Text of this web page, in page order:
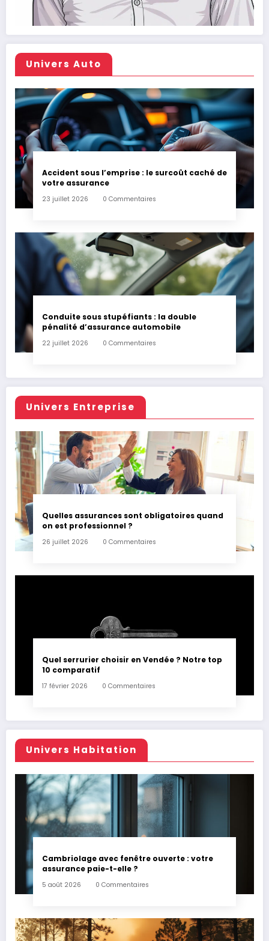
Univers Auto
Accident sous l’emprise : le surcoût caché de
votre assurance
23 juillet 2026 0 Commentaires
Conduite sous stupéfiants : la double
pénalité d’assurance automobile
22 juillet 2026 0 Commentaires
Univers Entreprise
Quelles assurances sont obligatoires quand
on est professionnel ?
26 juillet 2026 0 Commentaires
Quel serrurier choisir en Vendée ? Notre top
10 comparatif
17 février 2026 0 Commentaires
Univers Habitation
Cambriolage avec fenêtre ouverte : votre
assurance paie-t-elle ?
5 août 2026 0 Commentaires